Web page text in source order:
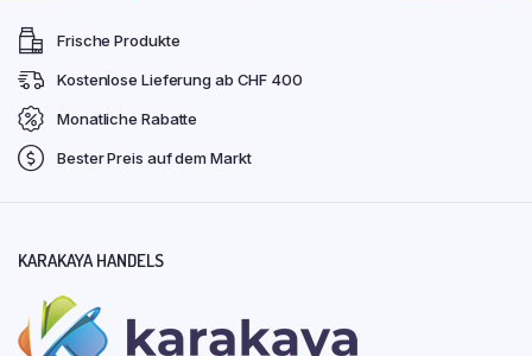
Frische Produkte
Kostenlose Lieferung ab CHF 400
Monatliche Rabatte
Bester Preis auf dem Markt
KARAKAYA HANDELS